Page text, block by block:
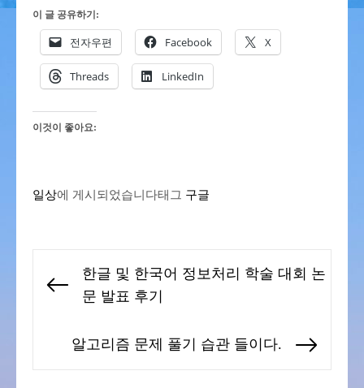
이 글 공유하기:
전자우편 Facebook X
Threads LinkedIn
이것이 좋아요:
일상에 게시되었습니다태그 구글
탐
Previous
한글 및 한국어 정보처리 학술 대회 논
문 발표 후기
알고리즘 문제 풀기 습관 들이다.